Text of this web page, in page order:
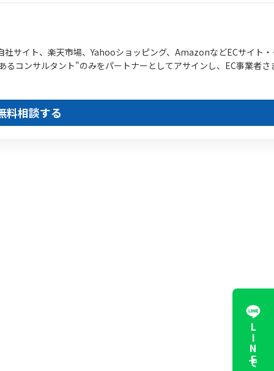
サイト、楽天市場、Yahooショッピング、AmazonなどECサイト
コンサルタント"のみをパートナーとしてアサインし、EC事業者さ
料相談する